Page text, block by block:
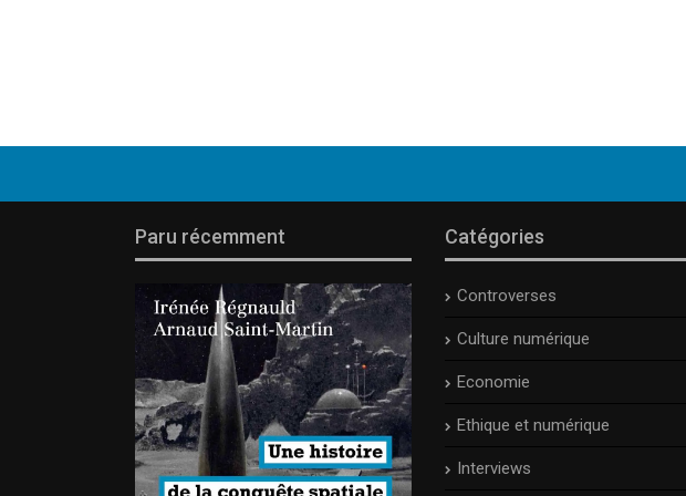
Paru récemment Catégories
Controverses
Culture numérique
Economie
Ethique et numérique
Interviews